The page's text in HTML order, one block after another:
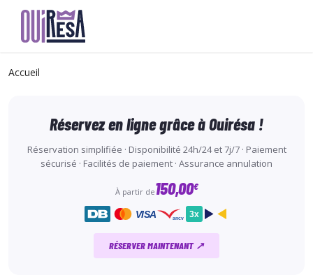
contenu
Accueil
Réservez en ligne grâce à Ouirésa !
Réservation simplifiée · Disponibilité 24h/24 et 7j/7 · Paiement
sécurisé · Facilités de paiement · Assurance annulation
À partir de150,00€
VISA ancv 3x
RÉSERVER MAINTENANT ↗